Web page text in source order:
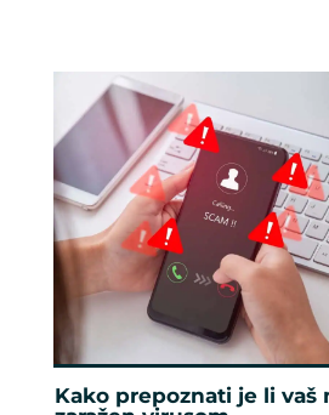
Kako prepoznati je li vaš